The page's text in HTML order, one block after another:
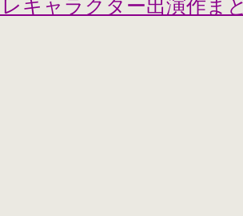
キャラクター出演作ま